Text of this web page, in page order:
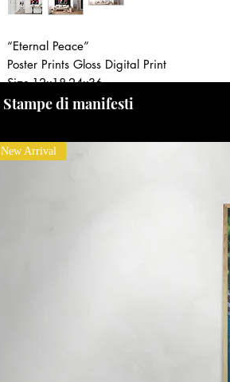
“Eternal Peace”
Poster Prints Gloss Digital Print
Size-12x18-24x36
Year-2024
Stampe di manifesti
New Arrival